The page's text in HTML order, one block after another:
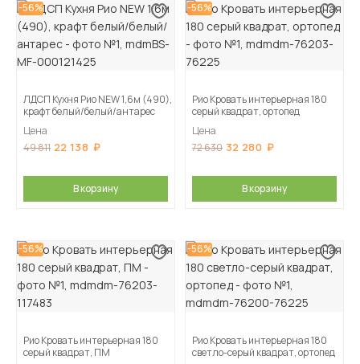
-56%
ЛДСП Кухня Рио NEW 1,6м (490),
крафт белый/белый/антарес
Цена
49 811 22 138
В корзину
-56%
Рио Кровать интерьерная 180
серый квадрат, ортопед
Цена
72 630 32 280
В корзину
-56%
Рио Кровать интерьерная 180
серый квадрат, ПМ
-56%
Рио Кровать интерьерная 180
светло-серый квадрат, ортопед